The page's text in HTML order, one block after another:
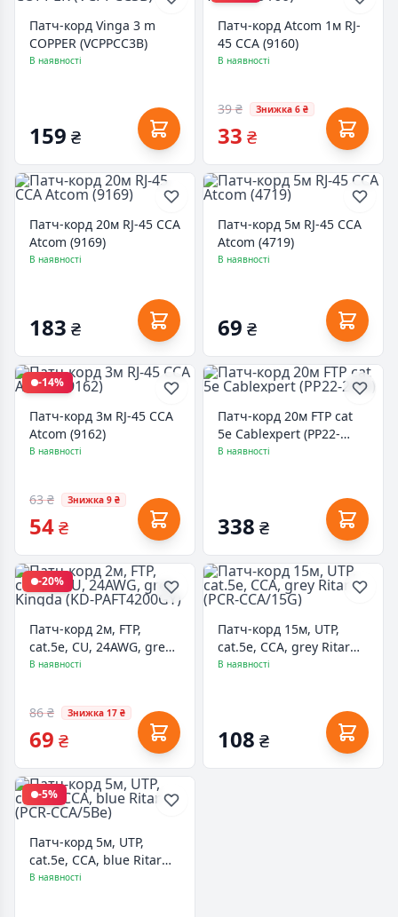
Патч-корд Vinga 3 m
COPPER (VCPPCC3B)
В наявності
159 ₴
Патч-корд Atcom 1м RJ-
45 CCA (9160)
В наявності
39 ₴ Знижка 6 ₴
33 ₴
Патч-корд 20м RJ-45 CCA
Atcom (9169)
В наявності
183 ₴
Патч-корд 5м RJ-45 CCA
Atcom (4719)
В наявності
69 ₴
-14%
Патч-корд 3м RJ-45 CCA
Atcom (9162)
В наявності
63 ₴ Знижка 9 ₴
54₴
Патч-корд 20м FTP cat
5е Cablexpert (PP22-
20M)
В наявності
338 ₴
-20%
Патч-корд 2м, FTP,
cat.5e, CU, 24AWG, grey
Kingda (KD-PAFT4200GY)
В наявності
86 ₴ Знижка 17 ₴
69 ₴
Патч-корд 15м, UTP,
cat.5e, CCA, grey Ritar
(PCR-CCA/15G)
В наявності
108 ₴
-5%
Патч-корд 5м, UTP,
cat.5e, CCA, blue Ritar
(PCR-CCA/5Be)
В наявності